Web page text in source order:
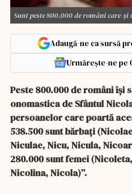
Sunt peste 800.000 de români care-
Adaugă-ne ca sursă
Urmărește-ne pe
Peste 800.000 de români își
onomastica de Sfântul
persoanelor care poartă
538.500 sunt bărbați
Niculae, Nicu, Nicula,
280.000 sunt femei
Nicolina, Nicola)”.